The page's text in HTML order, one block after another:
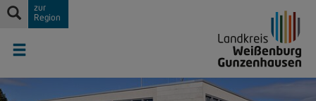
zur
Region